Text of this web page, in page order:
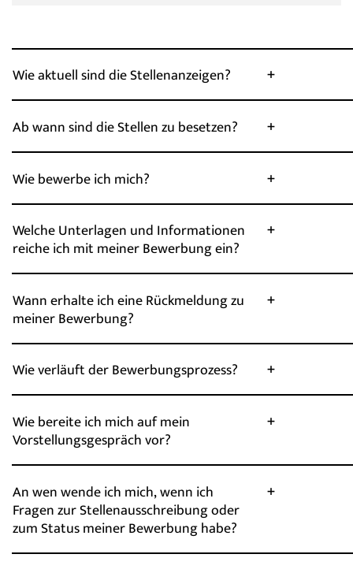
Wie aktuell sind die Stellenanzeigen?
Ab wann sind die Stellen zu besetzen?
Wie bewerbe ich mich?
Welche Unterlagen und Informationen
reiche ich mit meiner Bewerbung ein?
Wann erhalte ich eine Rückmeldung zu
meiner Bewerbung?
Wie verläuft der Bewerbungsprozess?
Wie bereite ich mich auf mein
Vorstellungsgespräch vor?
An wen wende ich mich, wenn ich
Fragen zur Stellenausschreibung oder
zum Status meiner Bewerbung habe?